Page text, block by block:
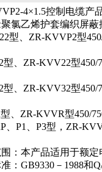
4×1.5控制电缆产
氯乙烯护套编织屏蔽
型、ZR-KVVP2型
型、ZR-KVV22型450/
型、ZR-KVV32型450/
、ZR-KVVR型450/
、P1、P3型，ZR-
：本产品适用于额
：GB9330－1988和